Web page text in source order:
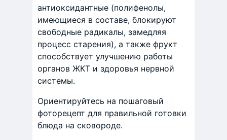
антиоксидантные (полифенолы,
имеющиеся в составе, блокируют
свободные радикалы, замедляя
процесс старения), а также фрукт
способствует улучшению работы
органов ЖКТ и здоровья нервной
системы.
Ориентируйтесь на пошаговый
фоторецепт для правильной готовки
блюда на сковороде.